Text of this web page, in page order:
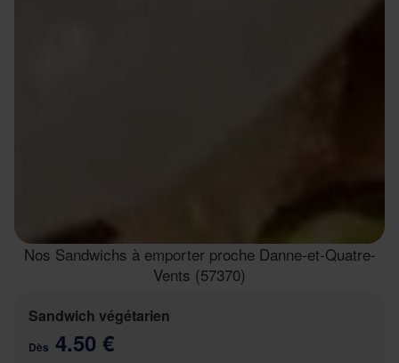
Nos Sandwichs à emporter proche Danne-et-Quatre-
Vents (57370)
Sandwich végétarien
Dès 4.50 €